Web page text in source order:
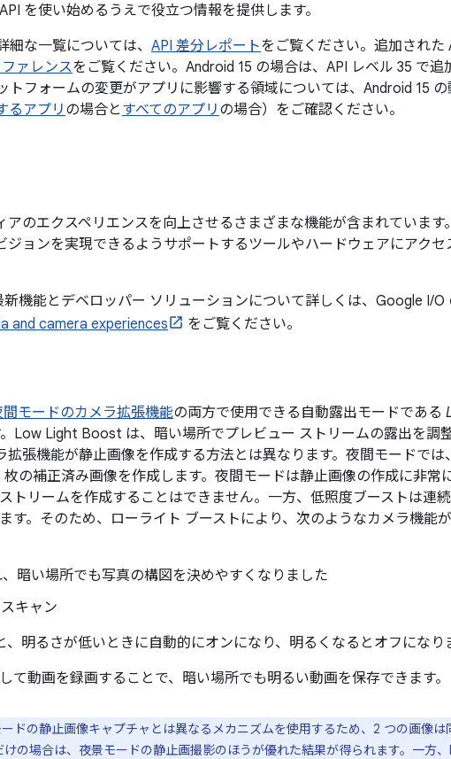
を使い始めるうえで役立つ情報を提供します。
な一覧については、 API 差分レポートをご覧ください。追加された
ァレンスをご覧ください。Android 15 の場合は、API レベル 35 で追
トフォームの変更がアプリに影響する領域については、Android 15 の
るアプリの場合と すべてのアプリ の場合）をご確認ください。
アのエクスペリエンスを向上させるさまざまな機能が含まれています
ジョンを実現できるようサポートするツールやハードウェアにアクセ
機能とデベロッパー ソリューションについて詳しくは、Google I/O
and camera experiences をご覧ください。
間モードのカメラ拡張機能の両方で使用できる自動露出モードである
Low Light Boost は、暗い場所でプレビュー ストリームの露出を調
拡張機能が静止画像を作成する方法とは異なります。夜間モードでは
の補正済み画像を作成します。夜間モードは静止画像の作成に非常
トリームを作成することはできません。一方、低照度ブーストは連
す。そのため、ローライト ブーストにより、次のようなカメラ機能
暗い場所でも写真の構図を決めやすくなりました
キャン
明るさが低いときに自動的にオンになり、明るくなるとオフになり
て動画を録画することで、暗い場所でも明るい動画を保存できます。
ドの静止画像キャプチャとは異なるメカニズムを使用するため、2 つの画像は
の場合は、夜景モードの静止画撮影のほうが優れた結果が得られます。一方